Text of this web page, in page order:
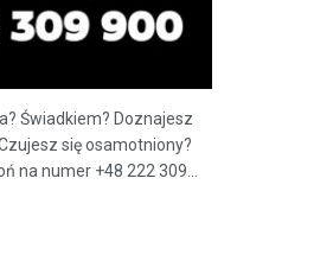
Świadkiem? Doznajesz
się osamotniony?
na numer +48 222 309...